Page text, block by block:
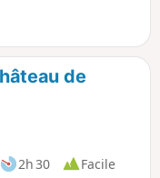
N.B. Allergiques au
grande partie sur
de
2h 30
Facile